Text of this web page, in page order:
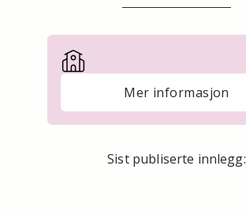
Mer informasjon
Sist publiserte innlegg: